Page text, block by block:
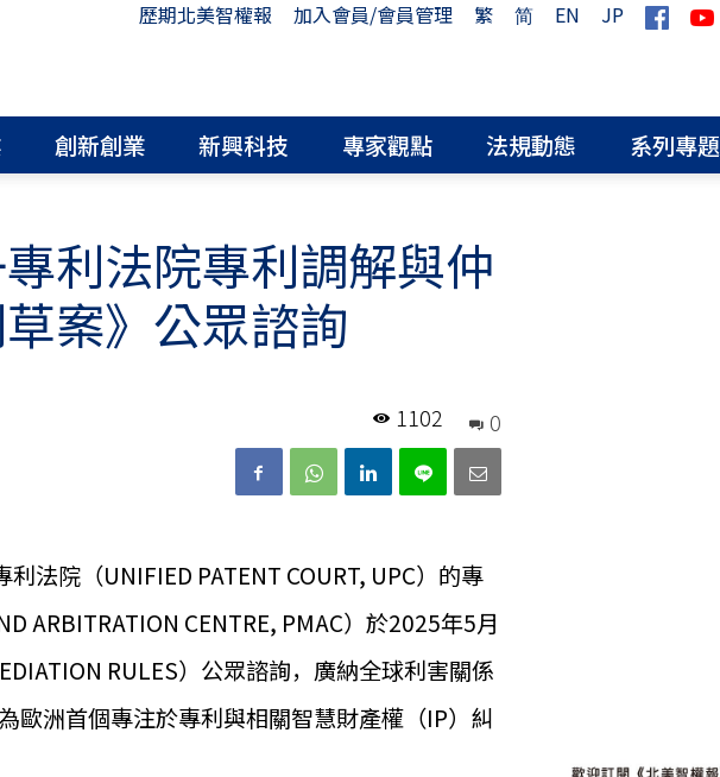
歷期北美智權報 加入會員/會員管理 繁 简 EN
JP
創新創業 新興科技 專家觀點 法規動態 系列專題
利法院專利調解與仲
案》公眾諮詢
0
1102
法院（UNIFIED PATENT COURT, UPC）的專
ARBITRATION CENTRE, PMAC）於2025年5月
RULES）公眾諮詢，廣納全球利害關係
歐洲首個專注於專利與相關智慧財產權（IP）糾